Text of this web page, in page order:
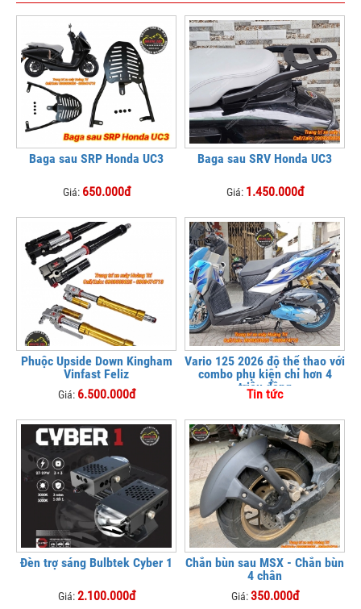
Baga sau SRP Honda UC3
Giá: 650.000đ
Baga sau SRV Honda UC3
Giá: 1.450.000đ
Phuộc Upside Down Kingham
Vinfast Feliz
Giá: 6.500.000đ
Vario 125 2026 độ thể thao với
combo phụ kiện chỉ hơn 4
triệu đồng
Tin tức
Đèn trợ sáng Bulbtek Cyber 1
Giá:2.100.000đ
Chắn bùn sau MSX - Chắn bùn
4 chân
Giá:350.000đ